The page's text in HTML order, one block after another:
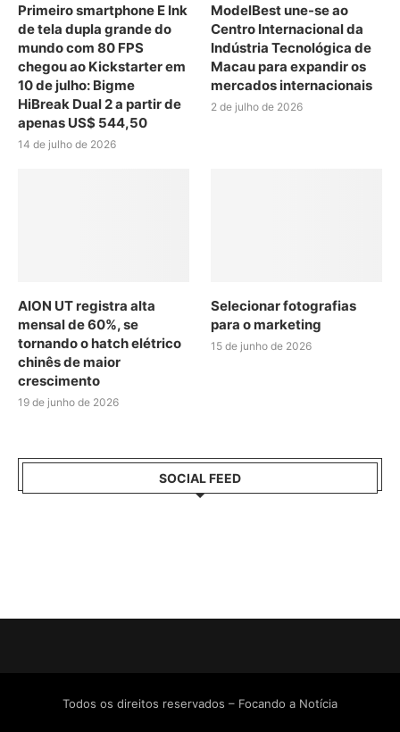
Primeiro smartphone E Ink
de tela dupla grande do
mundo com 80 FPS
chegou ao Kickstarter em
10 de julho: Bigme
HiBreak Dual 2 a partir de
apenas US$ 544,50
14 de julho de 2026
ModelBest une-se ao
Centro Internacional da
Indústria Tecnológica de
Macau para expandir os
mercados internacionais
2 de julho de 2026
AION UT registra alta
mensal de 60%, se
tornando o hatch elétrico
chinês de maior
crescimento
19 de junho de 2026
Selecionar fotografias
para o marketing
15 de junho de 2026
SOCIAL FEED
Todos os direitos reservados – Focando a Notícia